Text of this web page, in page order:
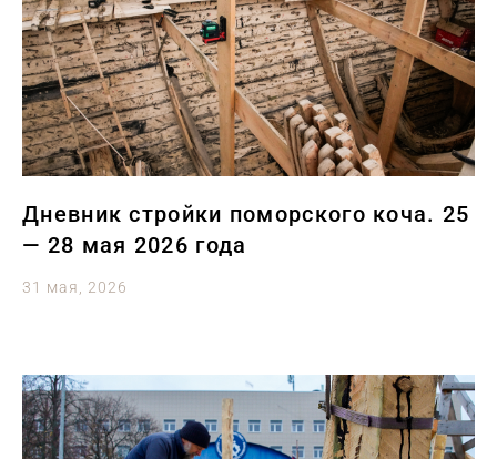
Дневник стройки поморского коча. 25
— 28 мая 2026 года
31 мая, 2026